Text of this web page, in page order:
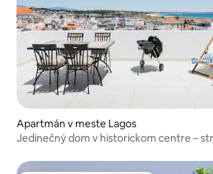
Apartmán v meste Lagos
Jedinečný dom v historickom centre –